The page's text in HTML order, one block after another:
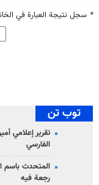
* سجل نتيجة العبارة في
توب تن
تقرير إعلامي
الفارسي
المتحدث باسم
رجعة فيه